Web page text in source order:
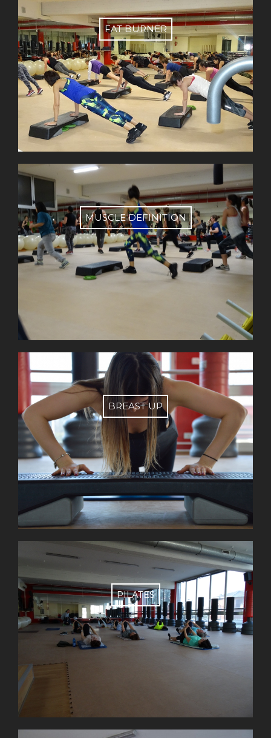
FAT BURNER
MUSCLE DEFINITION
BREAST UP
PILATES